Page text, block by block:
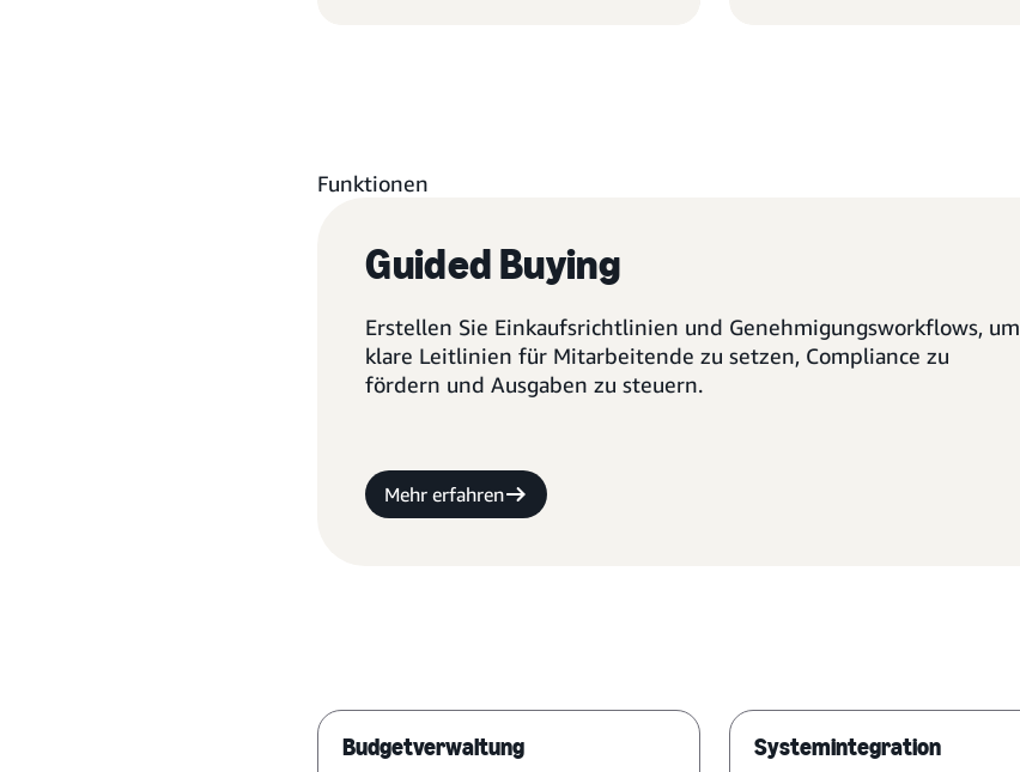
Funktionen
Guided Buying
Erstellen Sie Einkaufsrichtlinien und Genehmigungsworkflows, um
klare Leitlinien für Mitarbeitende zu setzen, Compliance zu
fördern und Ausgaben zu steuern.
Mehr erfahren
Budgetverwaltung Systemintegration